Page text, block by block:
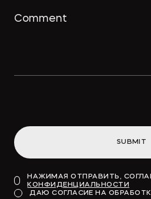
SUBMIT
НАЖИМАЯ ОТПРАВИТЬ,
КОНФИДЕНЦИАЛЬНОСТИ
ДАЮ СОГЛАСИЕ НА